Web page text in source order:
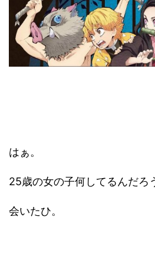
はぁ。
25歳の女の子何してるんだろ
会いたひ。